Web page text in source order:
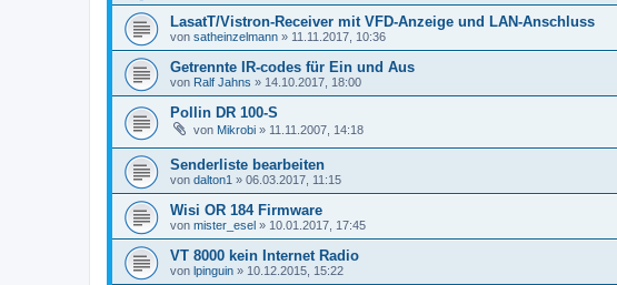
LasatT/Vistron-Receiver mit VFD-Anzeige und LAN-Anschluss
von satheinzelmann » 11.11.2017, 10:36
Getrennte IR-codes für Ein und Aus
von Ralf Jahns » 14.10.2017, 18:00
Pollin DR 100-S
von Mikrobi » 11.11.2007, 14:18
Senderliste bearbeiten
von dalton1 » 06.03.2017, 11:15
Wisi OR 184 Firmware
von mister_esel » 10.01.2017, 17:45
VT 8000 kein Internet Radio
von lpinguin » 10.12.2015, 15:22